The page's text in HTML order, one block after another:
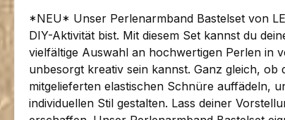
*NEU* Unser Perlenarmband Bastelset von
DIY-Aktivität bist. Mit diesem Set kannst du
vielfältige Auswahl an hochwertigen Perlen in
unbesorgt kreativ sein kannst. Ganz gleich,
mitgelieferten elastischen Schnüre auffädeln,
individuellen Stil gestalten. Lass deiner